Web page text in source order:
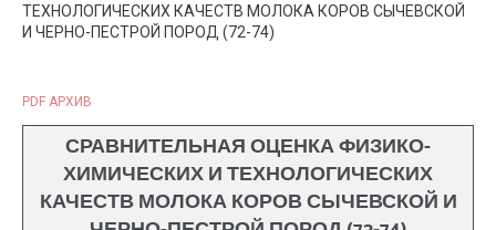
ТЕХНОЛОГИЧЕСКИХ КАЧЕСТВ МОЛОКА КОРОВ СЫЧЕВСКОЙ
И ЧЕРНО-ПЕСТРОЙ ПОРОД (72-74)
PDF АРХИВ
СРАВНИТЕЛЬНАЯ ОЦЕНКА ФИЗИКО-
ХИМИЧЕСКИХ И ТЕХНОЛОГИЧЕСКИХ
КАЧЕСТВ МОЛОКА КОРОВ СЫЧЕВСКОЙ И